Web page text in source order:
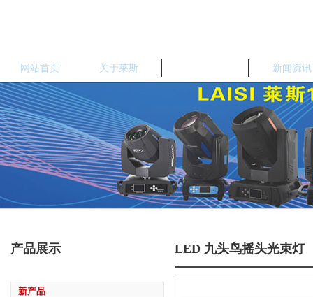
网站首页 关于莱斯 新闻资讯
产品展示
新产品
LED 九头鸟摇头光束灯